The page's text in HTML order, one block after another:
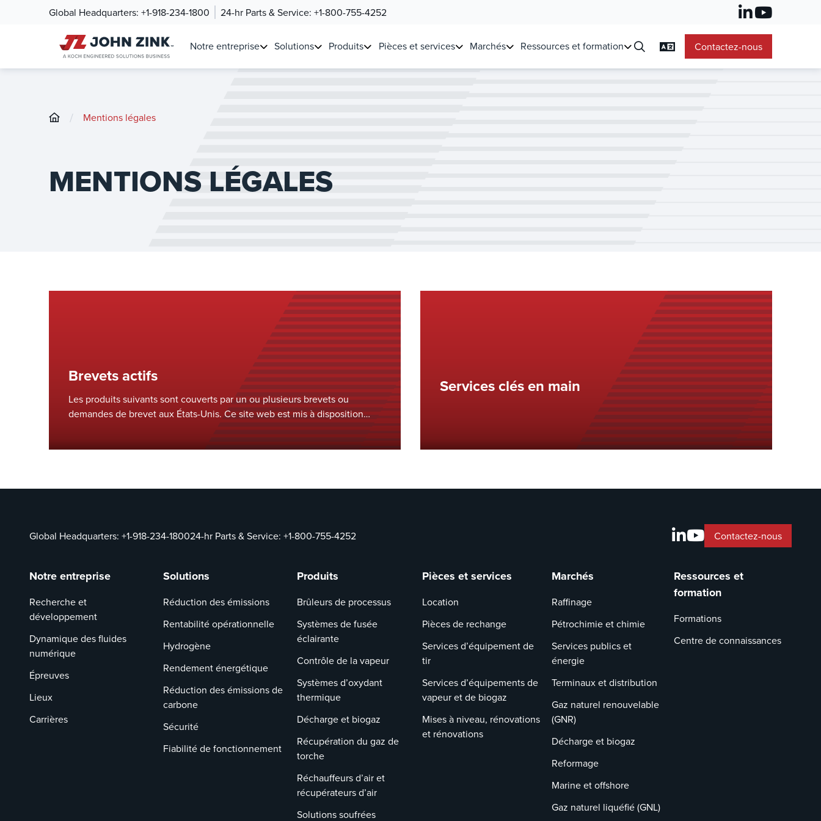
Global Headquarters: +1-918-234-1800 24-hr Parts & Service: +1-800-755-4252
Notre entreprise Solutions Produits Pièces et services Marchés Ressources et formation Contactez-nous
/ Mentions légales
MENTIONS LÉGALES
Brevets actifs
Les produits suivants sont couverts par un ou plusieurs brevets ou
demandes de brevet aux États-Unis. Ce site web est mis à disposition
pour satisfaire aux dispositions relatives au marquage virtuel, y compris la
Section 16 du Leahy-Smith America Invents Act et le Titre 35 du Code
Services clés en main
Global Headquarters: +1-918-234-180024-hr Parts & Service: +1-800-755-4252 Contactez-nous
Notre entreprise
Recherche et
développement
Dynamique des fluides
numérique
Épreuves
Lieux
Carrières
Solutions
Réduction des émissions
Rentabilité opérationnelle
Hydrogène
Rendement énergétique
Réduction des émissions de
carbone
Sécurité
Fiabilité de fonctionnement
Produits
Brûleurs de processus
Systèmes de fusée
éclairante
Contrôle de la vapeur
Systèmes d’oxydant
thermique
Décharge et biogaz
Récupération du gaz de
torche
Réchauffeurs d’air et
récupérateurs d’air
Solutions soufrées
Pièces et services
Location
Pièces de rechange
Services d’équipement de
tir
Services d’équipements de
vapeur et de biogaz
Mises à niveau, rénovations
et rénovations
Marchés
Raffinage
Pétrochimie et chimie
Services publics et
énergie
Terminaux et distribution
Gaz naturel renouvelable
(GNR)
Décharge et biogaz
Reformage
Marine et offshore
Gaz naturel liquéfié (GNL)
Ressources et
formation
Formations
Centre de connaissances